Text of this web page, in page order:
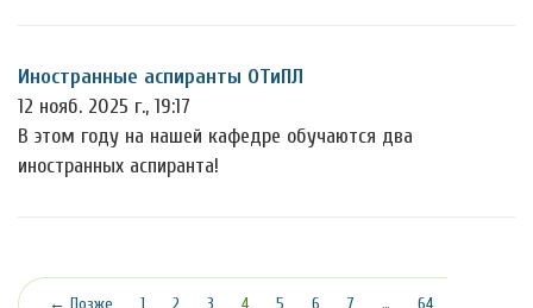
Иностранные аспиранты ОТиПЛ
12 нояб. 2025 г., 19:17
В этом году на нашей кафедре обучаются два
иностранных аспиранта!
(текущая)